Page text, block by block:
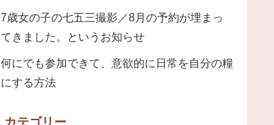
7歳女の子の七五三撮影／8月の予約が埋まっ
てきました。というお知らせ
何にでも参加できて、意欲的に日常を自分の糧
にする方法